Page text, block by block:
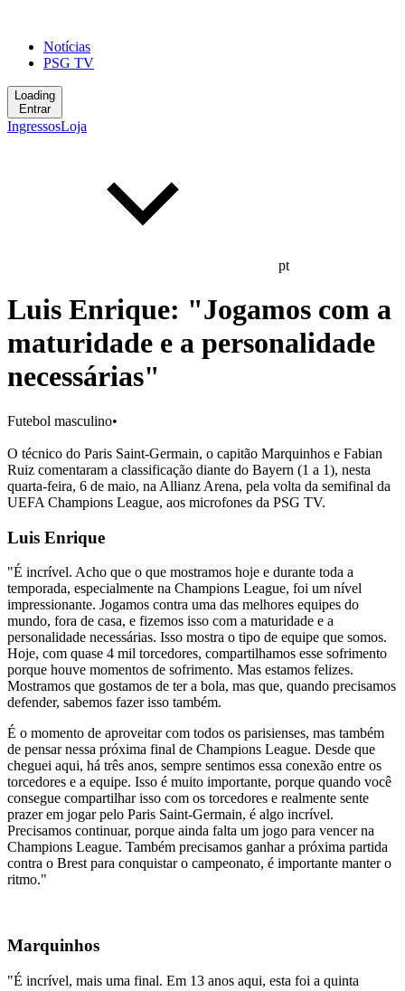
Notícias
PSG TV
Loading
Entrar
IngressosLoja
pt
Luis Enrique: "Jogamos com a
maturidade e a personalidade
necessárias"
Futebol masculino•
O técnico do Paris Saint-Germain, o capitão Marquinhos e Fabian
Ruiz comentaram a classificação diante do Bayern (1 a 1), nesta
quarta-feira, 6 de maio, na Allianz Arena, pela volta da semifinal da
UEFA Champions League, aos microfones da PSG TV.
Luis Enrique
"É incrível. Acho que o que mostramos hoje e durante toda a
temporada, especialmente na Champions League, foi um nível
impressionante. Jogamos contra uma das melhores equipes do
mundo, fora de casa, e fizemos isso com a maturidade e a
personalidade necessárias. Isso mostra o tipo de equipe que somos.
Hoje, com quase 4 mil torcedores, compartilhamos esse sofrimento
porque houve momentos de sofrimento. Mas estamos felizes.
Mostramos que gostamos de ter a bola, mas que, quando precisamos
defender, sabemos fazer isso também.
É o momento de aproveitar com todos os parisienses, mas também
de pensar nessa próxima final de Champions League. Desde que
cheguei aqui, há três anos, sempre sentimos essa conexão entre os
torcedores e a equipe. Isso é muito importante, porque quando você
consegue compartilhar isso com os torcedores e realmente sente
prazer em jogar pelo Paris Saint-Germain, é algo incrível.
Precisamos continuar, porque ainda falta um jogo para vencer na
Champions League. Também precisamos ganhar a próxima partida
contra o Brest para conquistar o campeonato, é importante manter o
ritmo."
Marquinhos
"É incrível, mais uma final. Em 13 anos aqui, esta foi a quinta